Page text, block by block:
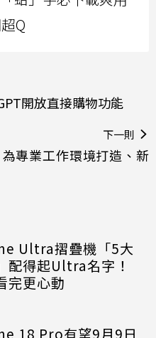
Q
開放直接購物功能
下一則
專業工作環境打造、新
Ultra摺疊機「5大
配得起Ultra名字！
完更心動
18 Pro有望9月9日